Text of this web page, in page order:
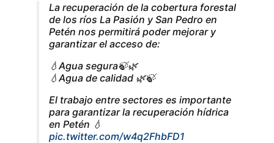
La recuperación de la cobertura forestal
de los ríos La Pasión y San Pedro en
Petén nos permitirá poder mejorar y
garantizar el acceso de:
💧Agua segura🍃🌿
💧Agua de calidad 🌿🍃
El trabajo entre sectores es importante
para garantizar la recuperación hídrica
en Petén 💧
pic.twitter.com/w4q2FhbFD1